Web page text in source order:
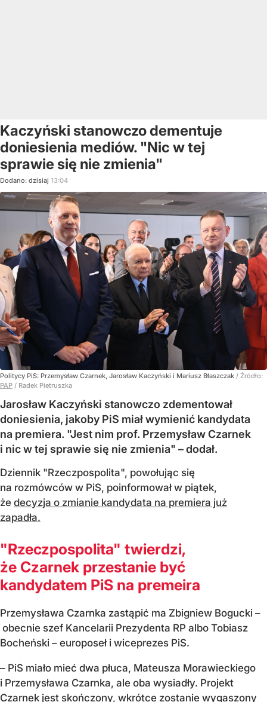
Kaczyński stanowczo dementuje
doniesienia mediów. "Nic w tej
sprawie się nie zmienia"
Dodano: dzisiaj 13:04
Politycy PiS: Przemysław Czarnek, Jarosław Kaczyński i Mariusz Błaszczak / Źródło:
PAP / Radek Pietruszka
Jarosław Kaczyński stanowczo zdementował
doniesienia, jakoby PiS miał wymienić kandydata
na premiera. "Jest nim prof. Przemysław Czarnek
i nic w tej sprawie się nie zmienia" – dodał.
Dziennik "Rzeczpospolita", powołując się
na rozmówców w PiS, poinformował w piątek,
że decyzja o zmianie kandydata na premiera już
zapadła.
"Rzeczpospolita" twierdzi,
że Czarnek przestanie być
kandydatem PiS na premeira
Przemysława Czarnka zastąpić ma Zbigniew Bogucki –
obecnie szef Kancelarii Prezydenta RP albo Tobiasz
Bocheński – europoseł i wiceprezes PiS.
– PiS miało mieć dwa płuca, Mateusza Morawieckiego
i Przemysława Czarnka, ale oba wysiadły. Projekt
Czarnek jest skończony, wkrótce zostanie wygaszony